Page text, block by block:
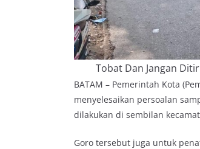
Tobat Dan Jangan
BATAM – Pemerintah Kota
menyelesaikan persoalan
dilakukan di sembilan
Goro tersebut juga untuk